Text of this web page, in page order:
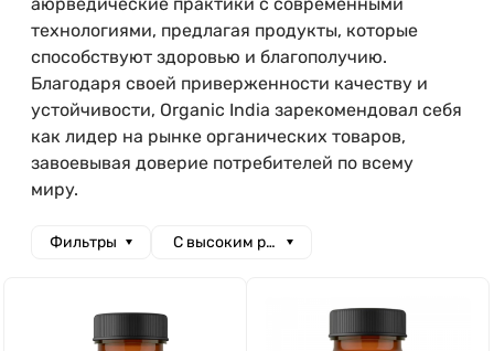
технологиями, предлагая продукты, которые
способствуют здоровью и благополучию.
Благодаря своей приверженности качеству и
устойчивости, Organic India зарекомендовал себя
как лидер на рынке органических товаров,
завоевывая доверие потребителей по всему
миру.
Фильтры С высоким рейтингом